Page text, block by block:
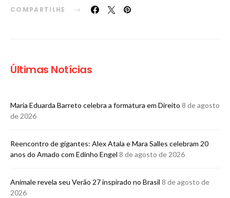
COMPARTILHE
Últimas Notícias
Maria Eduarda Barreto celebra a formatura em Direito 8 de agosto
de 2026
Reencontro de gigantes: Alex Atala e Mara Salles celebram 20
anos do Amado com Edinho Engel 8 de agosto de 2026
Animale revela seu Verão 27 inspirado no Brasil 8 de agosto de
2026